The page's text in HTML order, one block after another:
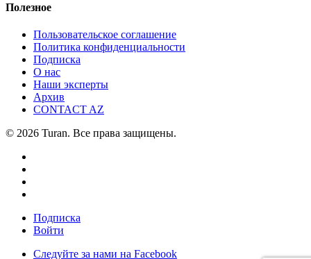
Полезное
Пользовательское соглашение
Политика конфиденциальности
Подписка
О нас
Наши эксперты
Архив
CONTACT AZ
© 2026 Turan. Все права защищены.
Подписка
Войти
Следуйте за нами на Facebook